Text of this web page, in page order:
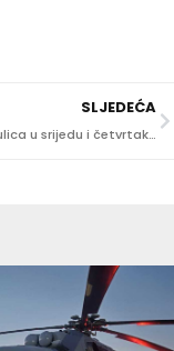
SLJEDEĆA
OBAVIJEST ELEKTROJUGA Je li i vaša ulica u srijedu i četvrtak bez struje?